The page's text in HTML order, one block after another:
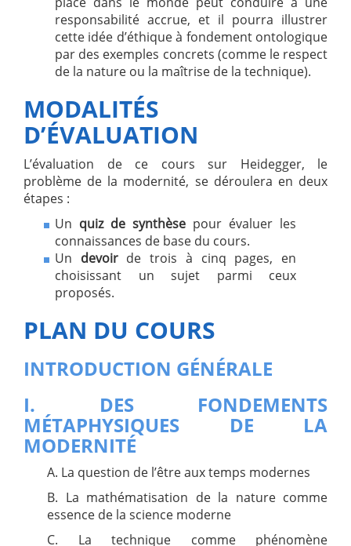
responsabilité accrue, et il pourra illustrer
cette idée d’éthique à fondement ontologique
par des exemples concrets (comme le respect
de la nature ou la maîtrise de la technique).
MODALITÉS
D’ÉVALUATION
L’évaluation de ce cours sur Heidegger, le
problème de la modernité, se déroulera en deux
étapes :
Un quiz de synthèse pour évaluer les
connaissances de base du cours.
Un devoirde trois à cinq pages, en
choisissant un sujet parmi ceux
proposés.
PLAN DU COURS
INTRODUCTION GÉNÉRALE
I. DES FONDEMENTS
MÉTAPHYSIQUES DE LA
MODERNITÉ
A. La question de l’être aux temps modernes
B. La mathématisation de la nature comme
essence de la science moderne
C. La technique comme phénomène